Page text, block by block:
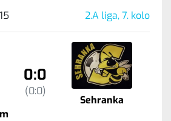
2.A liga, 7. kolo
0:0
(0:0)
Sehranka